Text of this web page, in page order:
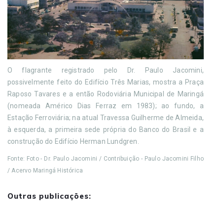
O flagrante registrado pelo Dr. Paulo Jacomini,
possivelmente feito do Edifício Três Marias, mostra a Praça
Raposo Tavares e a então Rodoviária Municipal de Maringá
(nomeada Américo Dias Ferraz em 1983); ao fundo, a
Estação Ferroviária; na atual Travessa Guilherme de Almeida,
à esquerda, a primeira sede própria do Banco do Brasil e a
construção do Edifício Herman Lundgren.
Fonte: Foto - Dr. Paulo Jacomini / Contribuição - Paulo Jacomini Filho
/ Acervo Maringá Histórica
Outras publicações: